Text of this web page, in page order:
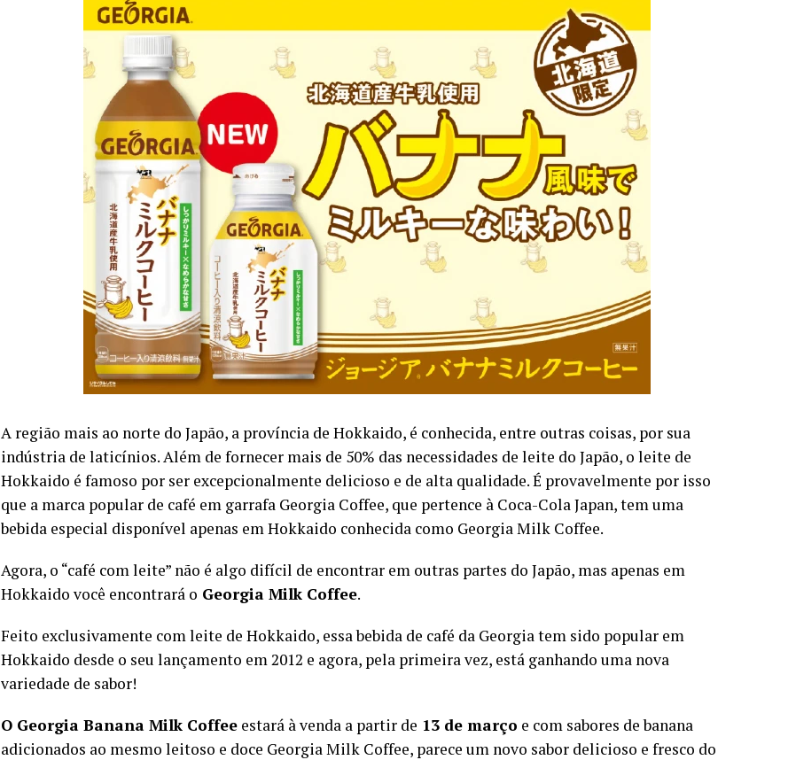
A região mais ao norte do Japão, a província de Hokkaido, é conhecida, entre outras coisas, por sua
indústria de laticínios. Além de fornecer mais de 50% das necessidades de leite do Japão, o leite de
Hokkaido é famoso por ser excepcionalmente delicioso e de alta qualidade. É provavelmente por isso
que a marca popular de café em garrafa Georgia Coffee, que pertence à Coca-Cola Japan, tem uma
bebida especial disponível apenas em Hokkaido conhecida como Georgia Milk Coffee.
Agora, o “café com leite” não é algo difícil de encontrar em outras partes do Japão, mas apenas em
Hokkaido você encontrará o Georgia Milk Coffee.
Feito exclusivamente com leite de Hokkaido, essa bebida de café da Georgia tem sido popular em
Hokkaido desde o seu lançamento em 2012 e agora, pela primeira vez, está ganhando uma nova
variedade de sabor!
O Georgia Banana Milk Coffee estará à venda a partir de 13 de março e com sabores de banana
adicionados ao mesmo leitoso e doce Georgia Milk Coffee, parece um novo sabor delicioso e fresco do